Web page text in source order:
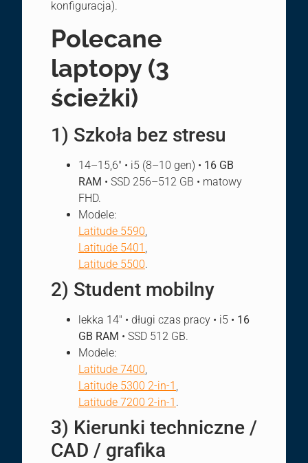
konfiguracja).
Polecane
laptopy (3
ścieżki)
1) Szkoła bez stresu
14–15,6″ • i5 (8–10 gen) • 16 GB
RAM • SSD 256–512 GB • matowy
FHD.
Modele:
Latitude 5590,
Latitude 5401 ,
Latitude 5500.
2) Student mobilny
lekka 14″ • długi czas pracy • i5 • 16
GB RAM • SSD 512 GB.
Modele:
Latitude 7400,
Latitude 5300 2-in-1 ,
Latitude 7200 2-in-1 .
3) Kierunki techniczne /
CAD / grafika